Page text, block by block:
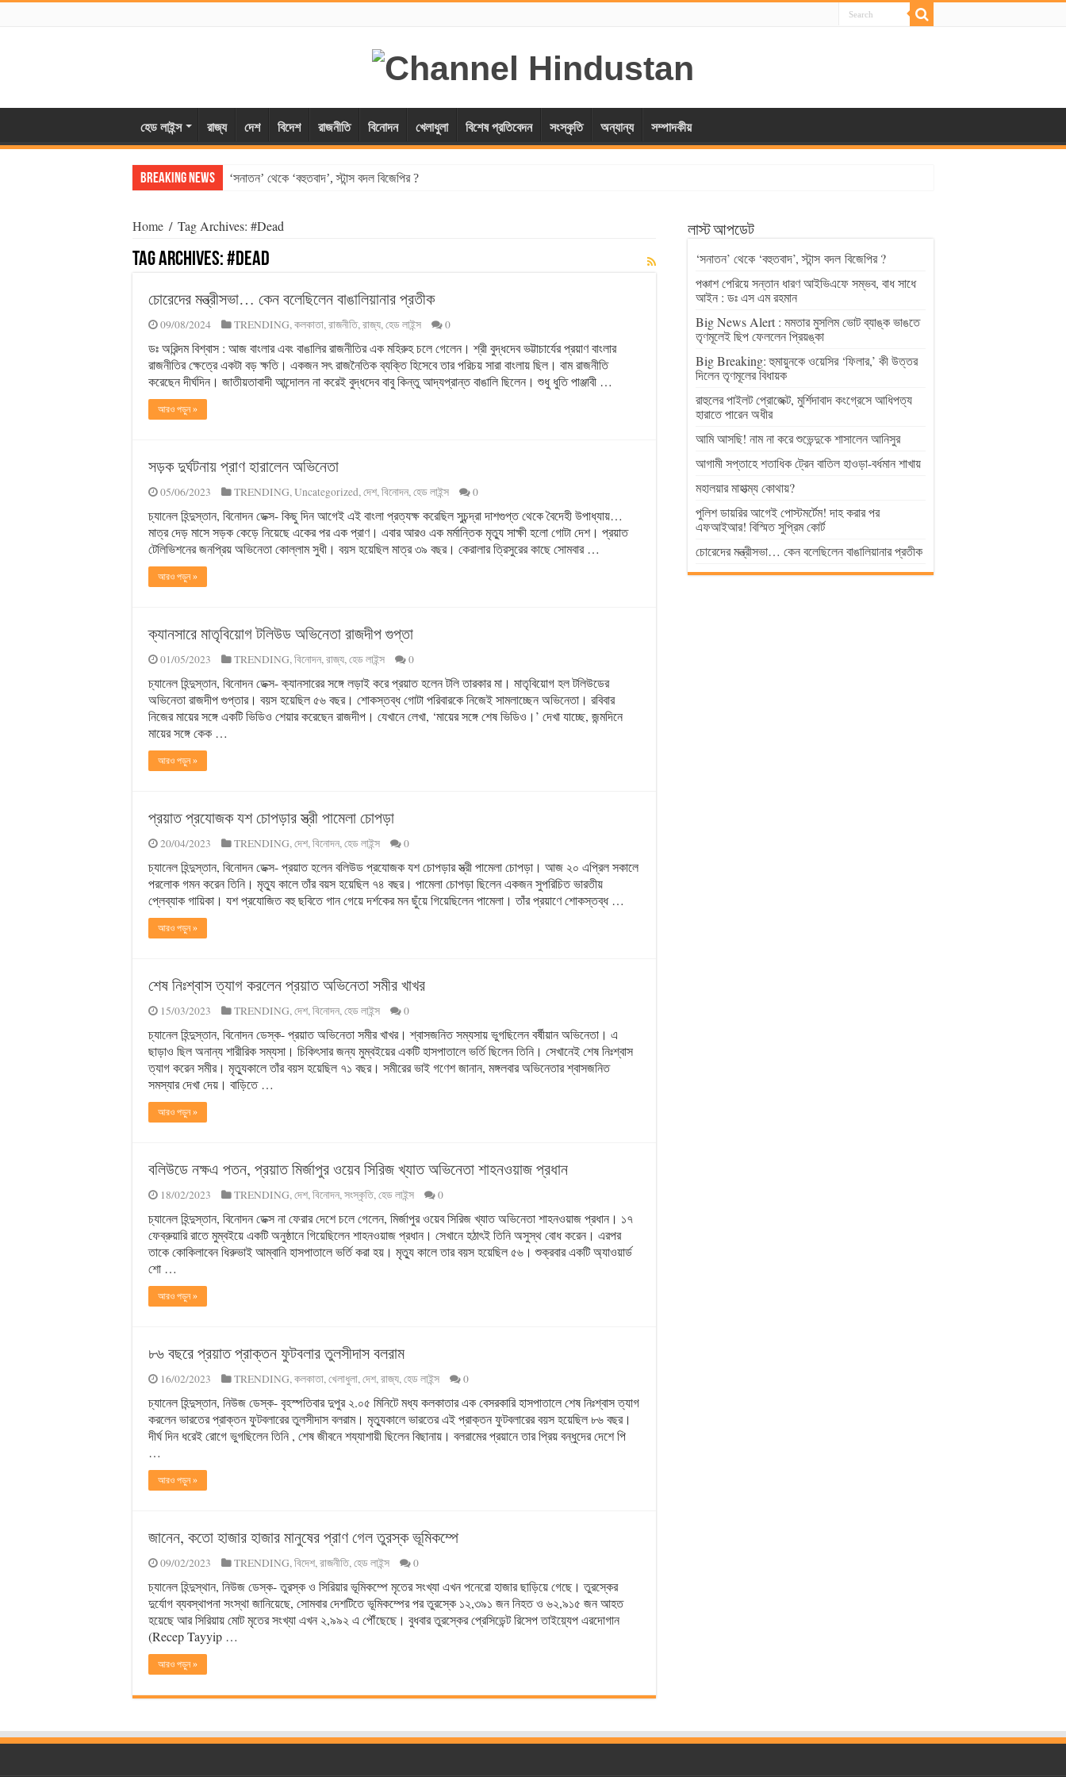
হেড লাইন্স রাজ্য দেশ বিদেশ রাজনীতি বিনোদন খেলাধুলা বিশেষ প্রতিবেদন সংস্কৃতি অন্যান্য সম্পাদকীয়
Breaking News ‘সনাতন’ থেকে ‘বহুতবাদ’, স্টান্স বদল বিজেপির ?
Home / Tag Archives: #Dead
Tag Archives:#Dead
চোরেদের মন্ত্রীসভা… কেন বলেছিলেন বাঙালিয়ানার প্রতীক
09/08/2024 TRENDING,কলকাতা,রাজনীতি,রাজ্য,হেড লাইন্স 0
ডঃ অরিন্দম বিশ্বাস : আজ বাংলার এবং বাঙালির রাজনীতির এক মহিরুহ চলে গেলেন। শ্রী বুদ্ধদেব ভট্টাচার্যের প্রয়াণ বাংলার
রাজনীতির ক্ষেত্রে একটা বড় ক্ষতি। একজন সৎ রাজনৈতিক ব্যক্তি হিসেবে তার পরিচয় সারা বাংলায় ছিল। বাম রাজনীতি
করেছেন দীর্ঘদিন। জাতীয়তাবাদী আন্দোলন না করেই বুদ্ধদেব বাবু কিন্তু আদ্যপ্রান্ত বাঙালি ছিলেন। শুধু ধুতি পাঞ্জাবী …
আরও পড়ুন »
সড়ক দুর্ঘটনায় প্রাণ হারালেন অভিনেতা
05/06/2023 TRENDING,Uncategorized,দেশ,বিনোদন,হেড লাইন্স 0
চ্যানেল হিন্দুস্তান, বিনোদন ডেক্স- কিছু দিন আগেই এই বাংলা প্রত্যক্ষ করেছিল সুচন্দ্রা দাশগুপ্ত থেকে বৈদেহী উপাধ্যায়…
মাত্র দেড় মাসে সড়ক কেড়ে নিয়েছে একের পর এক প্রাণ। এবার আরও এক মর্মান্তিক মৃত্যু সাক্ষী হলো গোটা দেশ। প্রয়াত
টেলিভিশনের জনপ্রিয় অভিনেতা কোল্লাম সুধী। বয়স হয়েছিল মাত্র ৩৯ বছর। কেরালার ত্রিসুরের কাছে সোমবার …
আরও পড়ুন »
ক্যানসারে মাতৃবিয়োগ টলিউড অভিনেতা রাজদীপ গুপ্তা
01/05/2023 TRENDING,বিনোদন,রাজ্য,হেড লাইন্স 0
চ্যানেল হিন্দুস্তান, বিনোদন ডেক্স- ক্যানসারের সঙ্গে লড়াই করে প্রয়াত হলেন টলি তারকার মা। মাতৃবিয়োগ হল টলিউডের
অভিনেতা রাজদীপ গুপ্তার। বয়স হয়েছিল ৫৬ বছর। শোকস্তব্ধ গোটা পরিবারকে নিজেই সামলাচ্ছেন অভিনেতা। রবিবার
নিজের মায়ের সঙ্গে একটি ভিডিও শেয়ার করেছেন রাজদীপ। যেখানে লেখা, ‘মায়ের সঙ্গে শেষ ভিডিও।’ দেখা যাচ্ছে, জন্মদিনে
মায়ের সঙ্গে কেক …
আরও পড়ুন »
প্রয়াত প্রযোজক যশ চোপড়ার স্ত্রী পামেলা চোপড়া
20/04/2023 TRENDING,দেশ,বিনোদন,হেড লাইন্স 0
চ্যানেল হিন্দুস্তান, বিনোদন ডেক্স- প্রয়াত হলেন বলিউড প্রযোজক যশ চোপড়ার স্ত্রী পামেলা চোপড়া। আজ ২০ এপ্রিল সকালে
পরলোক গমন করেন তিনি। মৃত্যু কালে তাঁর বয়স হয়েছিল ৭৪ বছর। পামেলা চোপড়া ছিলেন একজন সুপরিচিত ভারতীয়
প্লেব্যাক গায়িকা। যশ প্রযোজিত বহু ছবিতে গান গেয়ে দর্শকের মন ছুঁয়ে গিয়েছিলেন পামেলা। তাঁর প্রয়াণে শোকস্তব্ধ …
আরও পড়ুন »
শেষ নিঃশ্বাস ত্যাগ করলেন প্রয়াত অভিনেতা সমীর খাখর
15/03/2023 TRENDING,দেশ,বিনোদন,হেড লাইন্স 0
চ্যানেল হিন্দুস্তান, বিনোদন ডেস্ক- প্রয়াত অভিনেতা সমীর খাখর। শ্বাসজনিত সম্যসায় ভুগছিলেন বর্ষীয়ান অভিনেতা। এ
ছাড়াও ছিল অনান্য শারীরিক সম্যসা। চিকিৎসার জন্য মুম্বইয়ের একটি হাসপাতালে ভর্তি ছিলেন তিনি। সেখানেই শেষ নিঃশ্বাস
ত্যাগ করেন সমীর। মৃত্যুকালে তাঁর বয়স হয়েছিল ৭১ বছর। সমীরের ভাই গণেশ জানান, মঙ্গলবার অভিনেতার শ্বাসজনিত
সমস্যার দেখা দেয়। বাড়িতে …
আরও পড়ুন »
বলিউডে নক্ষ‌এ পতন, প্রয়াত মির্জাপুর ওয়েব সিরিজ খ্যাত অভিনেতা শাহনওয়াজ প্রধান
18/02/2023 TRENDING,দেশ,বিনোদন,সংস্কৃতি,হেড লাইন্স 0
চ্যানেল হিন্দুস্তান, বিনোদন ডেক্স না ফেরার দেশে চলে গেলেন, মির্জাপুর ওয়েব সিরিজ খ্যাত অভিনেতা শাহনওয়াজ প্রধান। ১৭
ফেব্রুয়ারি রাতে মুম্বইয়ে একটি অনুষ্ঠানে গিয়েছিলেন শাহনওয়াজ প্রধান। সেখানে হঠাৎই তিনি অসুস্থ বোধ করেন। এরপর
তাকে কোকিলাবেন ধিরুভাই আম্বানি হাসপাতালে ভর্তি করা হয়। মৃত্যু কালে তার বয়স হয়েছিল ৫৬। শুক্রবার একটি অ্যাওয়ার্ড
শো …
আরও পড়ুন »
৮৬ বছরে প্রয়াত প্রাক্তন ফুটবলার তুলসীদাস বলরাম
16/02/2023 TRENDING,কলকাতা,খেলাধুলা,দেশ,রাজ্য,হেড লাইন্স 0
চ্যানেল হিন্দুস্তান, নিউজ ডেস্ক- বৃহস্পতিবার দুপুর ২.০৫ মিনিটে মধ্য কলকাতার এক বেসরকারি হাসপাতালে শেষ নিঃশ্বাস ত্যাগ
করলেন ভারতের প্রাক্তন ফুটবলারের তুলসীদাস বলরাম। মৃত্যুকালে ভারতের এই প্রাক্তন ফুটবলারের বয়স হয়েছিল ৮৬ বছর।
দীর্ঘ দিন ধরেই রোগে ভুগছিলেন তিনি , শেষ জীবনে শয্যাশায়ী ছিলেন বিছানায়। বলরামের প্রয়ানে তার প্রিয় বন্ধুদের দেশে পি
…
আরও পড়ুন »
জানেন, কতো হাজার হাজার মানুষের প্রাণ গেল তুরস্ক ভূমিকম্পে
09/02/2023 TRENDING,বিদেশ,রাজনীতি,হেড লাইন্স 0
চ্যানেল হিন্দুস্থান, নিউজ ডেস্ক- তুরস্ক ও সিরিয়ার ভূমিকম্পে মৃতের সংখ্যা এখন পনেরো হাজার ছাড়িয়ে গেছে। তুরস্কের
দুর্যোগ ব্যবস্থাপনা সংস্থা জানিয়েছে, সোমবার দেশটিতে ভূমিকম্পের পর তুরস্কে ১২,৩৯১ জন নিহত ও ৬২,৯১৫ জন আহত
হয়েছে আর সিরিয়ায় মোট মৃতের সংখ্যা এখন ২,৯৯২ এ পৌঁছেছে। বুধবার তুরস্কের প্রেসিডেন্ট রিসেপ তাইয়্যেপ এরদোগান
(Recep Tayyip …
আরও পড়ুন »
লাস্ট আপডেট
‘সনাতন’ থেকে ‘বহুতবাদ’, স্টান্স বদল বিজেপির ?
পঞ্চাশ পেরিয়ে সন্তান ধারণ আইভিএফে সম্ভব, বাধ সাধে
আইন : ডঃ এস এম রহমান
Big News Alert : মমতার মুসলিম ভোট ব্যাঙ্ক ভাঙতে
তৃণমূলেই ছিপ ফেললেন প্রিয়ঙ্কা
Big Breaking: হুমায়ুনকে ওয়েসির ‘ফিলার,’ কী উত্তর
দিলেন তৃণমূলের বিধায়ক
রাহুলের পাইলট প্রোজেক্ট, মুর্শিদাবাদ কংগ্রেসে আধিপত্য
হারাতে পারেন অধীর
আমি আসছি! নাম না করে শুভেন্দুকে শাসালেন আনিসুর
আগামী সপ্তাহে শতাধিক ট্রেন বাতিল হাওড়া-বর্ধমান শাখায়
মহালয়ার মাহাত্ম্য কোথায়?
পুলিশ ডায়রির আগেই পোস্টমর্টেম! দাহ করার পর
এফআইআর! বিস্মিত সুপ্রিম কোর্ট
চোরেদের মন্ত্রীসভা… কেন বলেছিলেন বাঙালিয়ানার প্রতীক